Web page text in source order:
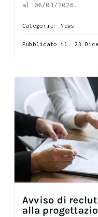
al 06/01/2026.
Categorie: News
Pubblicato il: 23
Avviso di
alla